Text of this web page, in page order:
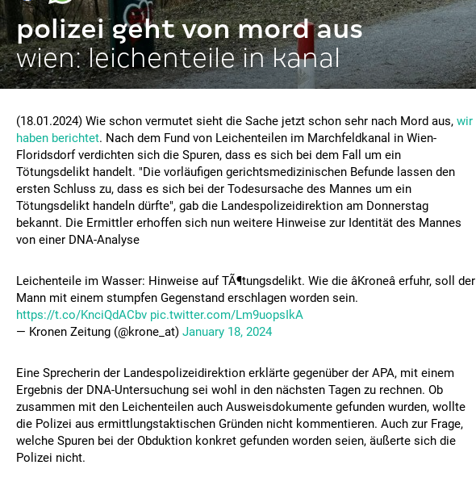
polizei geht von mord aus
wien: leichenteile in kanal
(18.01.2024) Wie schon vermutet sieht die Sache jetzt schon sehr nach Mord aus, wir
haben berichtet. Nach dem Fund von Leichenteilen im Marchfeldkanal in Wien-
Floridsdorf verdichten sich die Spuren, dass es sich bei dem Fall um ein
Tötungsdelikt handelt. "Die vorläufigen gerichtsmedizinischen Befunde lassen den
ersten Schluss zu, dass es sich bei der Todesursache des Mannes um ein
Tötungsdelikt handeln dürfte", gab die Landespolizeidirektion am Donnerstag
bekannt. Die Ermittler erhoffen sich nun weitere Hinweise zur Identität des Mannes
von einer DNA-Analyse
Leichenteile im Wasser: Hinweise auf TÃ¶tungsdelikt. Wie die âKroneâ erfuhr, soll der
Mann mit einem stumpfen Gegenstand erschlagen worden sein.
https://t.co/KnciQdACbv pic.twitter.com/Lm9uopsIkA
— Kronen Zeitung (@krone_at) January 18, 2024
Eine Sprecherin der Landespolizeidirektion erklärte gegenüber der APA, mit einem
Ergebnis der DNA-Untersuchung sei wohl in den nächsten Tagen zu rechnen. Ob
zusammen mit den Leichenteilen auch Ausweisdokumente gefunden wurden, wollte
die Polizei aus ermittlungstaktischen Gründen nicht kommentieren. Auch zur Frage,
welche Spuren bei der Obduktion konkret gefunden worden seien, äußerte sich die
Polizei nicht.